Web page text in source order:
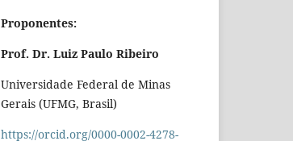
Proponentes:
Prof. Dr. Luiz Paulo Ribeiro
Universidade Federal de Minas
Gerais (UFMG, Brasil)
https://orcid.org/0000-0002-4278-